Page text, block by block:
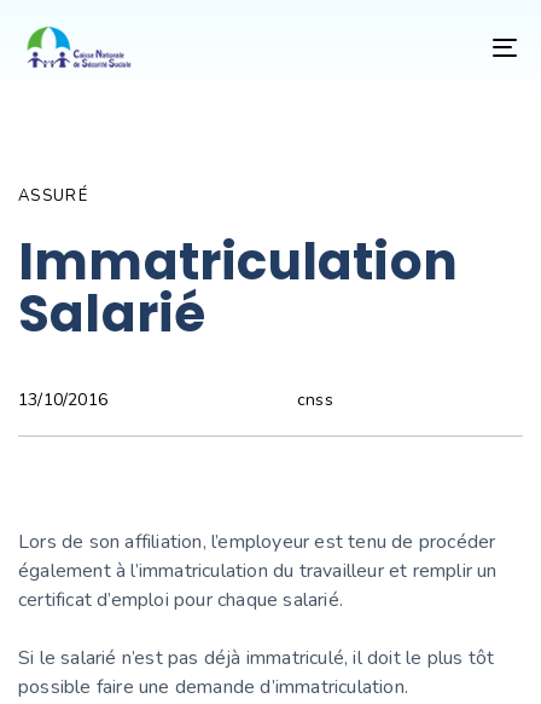
ASSURÉ
Immatriculation
Salarié
cnss
13/10/2016
Lors de son affiliation, l’employeur est tenu de procéder
également à l’immatriculation du travailleur et remplir un
certificat d’emploi pour chaque salarié.
Si le salarié n’est pas déjà immatriculé, il doit le plus tôt
possible faire une demande d’immatriculation.